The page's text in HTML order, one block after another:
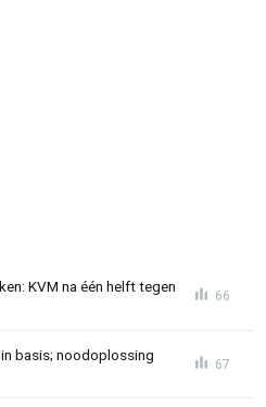
KVM na één helft tegen
66
basis; noodoplossing
67